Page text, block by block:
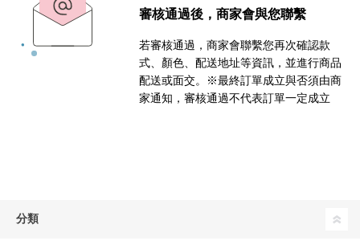
審核通過後，商家會與您聯繫
若審核通過，商家會聯繫您再次確認款
式、顏色、配送地址等資訊，並進行商品
配送或面交。※最終訂單成立與否須由商
家通知，審核通過不代表訂單一定成立
分類